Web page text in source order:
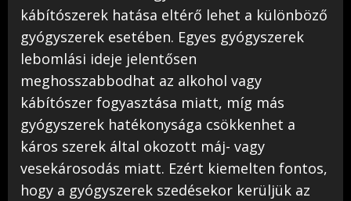
kábítószerek hatása eltérő lehet a különböző
gyógyszerek esetében. Egyes gyógyszerek
lebomlási ideje jelentősen
meghosszabbodhat az alkohol vagy
kábítószer fogyasztása miatt, míg más
gyógyszerek hatékonysága csökkenhet a
káros szerek által okozott máj- vagy
vesekárosodás miatt. Ezért kiemelten fontos,
hogy a gyógyszerek szedésekor kerüljük az